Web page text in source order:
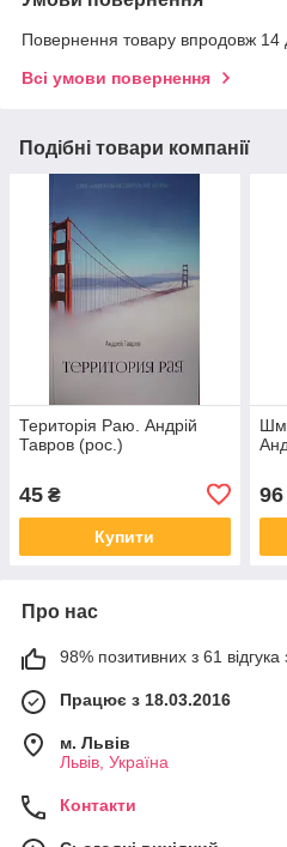
Повернення товару впродовж 14
Всі умови повернення
Подібні товари компанії
Територія Раю. Андрій
Тавров (рос.)
45 ₴
Купити
96
Про нас
98% позитивних з 61 відгука
Працює з 18.03.2016
м. Львів
Львів, Україна
Контакти